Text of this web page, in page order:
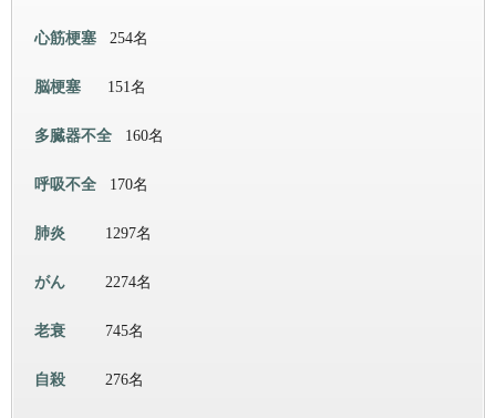
心筋梗塞 254名
脳梗塞 151名
多臓器不全 160名
呼吸不全 170名
肺炎 1297名
がん 2274名
老衰 745名
自殺 276名